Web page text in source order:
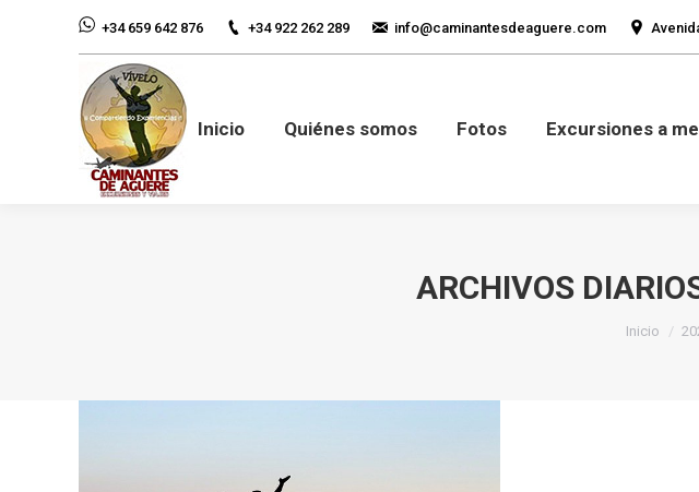
+34 659 642 876 +34 922 262 289 info@caminantesdeaguere.com
Inicio Quiénes somos Fotos Excursiones a
ARCHIVOS
Estás
Inicio